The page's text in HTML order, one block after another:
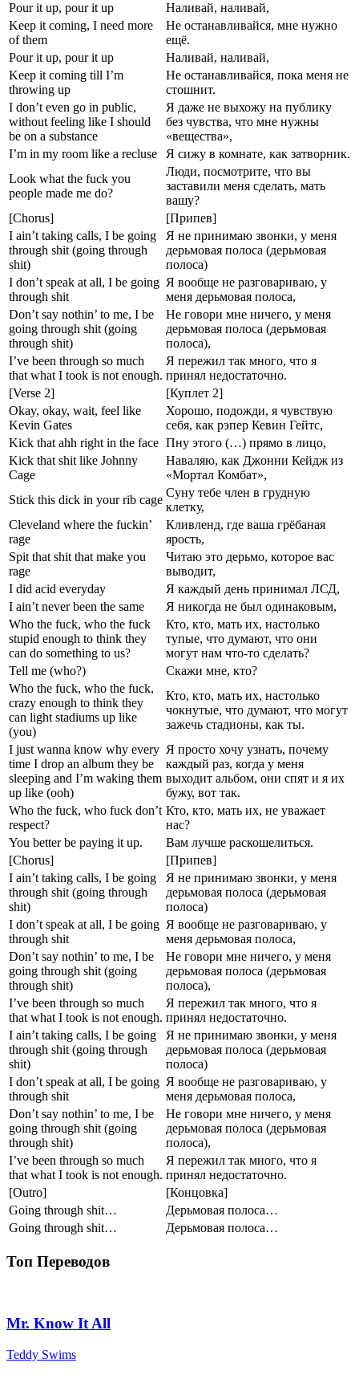
Pour it up, pour it up
Наливай, наливай,
Keep it coming, I need more
of them
Не останавливайся, мне нужно
ещё.
Pour it up, pour it up
Наливай, наливай,
Keep it coming till I’m
throwing up
Не останавливайся, пока меня не
стошнит.
I don’t even go in public,
without feeling like I should
be on a substance
Я даже не выхожу на публику
без чувства, что мне нужны
«вещества»,
I’m in my room like a recluse
Я сижу в комнате, как затворник.
Look what the fuck you
people made me do?
Люди, посмотрите, что вы
заставили меня сделать, мать
вашу?
[Chorus]
[Припев]
I ain’t taking calls, I be going
through shit (going through
shit)
Я не принимаю звонки, у меня
дерьмовая полоса (дерьмовая
полоса)
I don’t speak at all, I be going
through shit
Я вообще не разговариваю, у
меня дерьмовая полоса,
Don’t say nothin’ to me, I be
going through shit (going
through shit)
Не говори мне ничего, у меня
дерьмовая полоса (дерьмовая
полоса),
I’ve been through so much
that what I took is not enough.
Я пережил так много, что я
принял недостаточно.
[Verse 2]
[Куплет 2]
Okay, okay, wait, feel like
Kevin Gates
Хорошо, подожди, я чувствую
себя, как рэпер Кевин Гейтс,
Kick that ahh right in the face Пну этого (…) прямо в лицо,
Kick that shit like Johnny
Cage
Наваляю, как Джонни Кейдж из
«Мортал Комбат»,
Stick this dick in your rib cage
Суну тебе член в грудную
клетку,
Cleveland where the fuckin’
rage
Кливленд, где ваша грёбаная
ярость,
Spit that shit that make you
rage
Читаю это дерьмо, которое вас
выводит,
I did acid everyday
Я каждый день принимал ЛСД,
I ain’t never been the same
Я никогда не был одинаковым,
Who the fuck, who the fuck
stupid enough to think they
can do something to us?
Кто, кто, мать их, настолько
тупые, что думают, что они
могут нам что-то сделать?
Tell me (who?)
Скажи мне, кто?
Who the fuck, who the fuck,
crazy enough to think they
can light stadiums up like
(you)
Кто, кто, мать их, настолько
чокнутые, что думают, что могут
зажечь стадионы, как ты.
I just wanna know why every
time I drop an album they be
sleeping and I’m waking them
up like (ooh)
Я просто хочу узнать, почему
каждый раз, когда у меня
выходит альбом, они спят и я их
бужу, вот так.
Who the fuck, who fuck don’t
respect?
Кто, кто, мать их, не уважает
нас?
You better be paying it up.
Вам лучше раскошелиться.
[Chorus]
[Припев]
I ain’t taking calls, I be going
through shit (going through
shit)
Я не принимаю звонки, у меня
дерьмовая полоса (дерьмовая
полоса)
I don’t speak at all, I be going
through shit
Я вообще не разговариваю, у
меня дерьмовая полоса,
Don’t say nothin’ to me, I be
going through shit (going
through shit)
Не говори мне ничего, у меня
дерьмовая полоса (дерьмовая
полоса),
I’ve been through so much
that what I took is not enough.
Я пережил так много, что я
принял недостаточно.
I ain’t taking calls, I be going
through shit (going through
shit)
Я не принимаю звонки, у меня
дерьмовая полоса (дерьмовая
полоса)
I don’t speak at all, I be going
through shit
Я вообще не разговариваю, у
меня дерьмовая полоса,
Don’t say nothin’ to me, I be
going through shit (going
through shit)
Не говори мне ничего, у меня
дерьмовая полоса (дерьмовая
полоса),
I’ve been through so much
that what I took is not enough.
Я пережил так много, что я
принял недостаточно.
[Outro]
[Концовка]
Going through shit…
Дерьмовая полоса…
Going through shit…
Дерьмовая полоса…
Топ Переводов
Mr. Know It All
Teddy Swims